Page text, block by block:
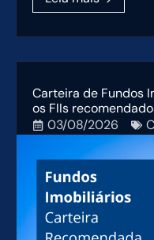
Carteira de Fundos
os FIIs
03/08/2026